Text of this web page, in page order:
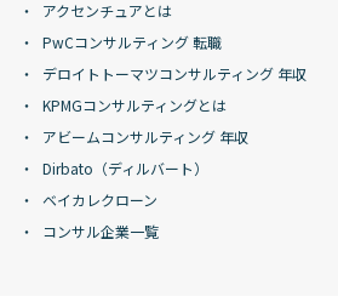
アクセンチュアとは
PwCコンサルティング 転職
デロイトトーマツコンサルティング 年収
KPMGコンサルティングとは
アビームコンサルティング 年収
Dirbato（ディルバート）
ベイカレクローン
コンサル企業一覧